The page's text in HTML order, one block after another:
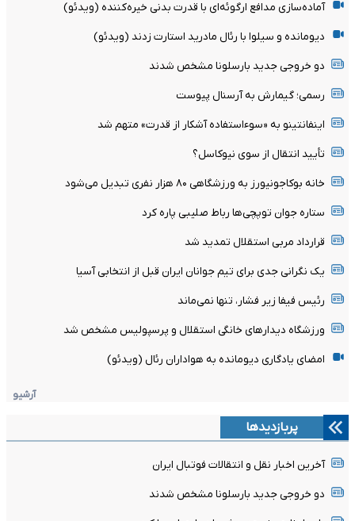
آماده‌سازی مدافع ارگوئه‌ای با قدرت بدنی خیره‌کننده (ویدئو)
دیومانده و سیلوا با رئال مادرید استارت زدند (ویدئو)
دو خروجی جدید بارسلونا مشخص شدند
رسمی؛ گیمارش به آرسنال پیوست
اینفانتینو به «سوءاستفاده آشکار از قدرت» متهم شد
تأیید انتقال از سوی نیوکاسل؟
خانه بوکاجونیورز به ورزشگاهی ۸۰ هزار نفری تبدیل می‌شود
ستاره جوان توپچی‌ها رباط صلیبی پاره کرد
قرارداد مربی استقلال تمدید شد
یک نگرانی جدی برای تیم جوانان ایران قبل از انتخابی آسیا
رئیس فیفا زیر فشار، تنها نمی‌ماند
ورزشگاه دیدارهای خانگی استقلال و پرسپولیس مشخص شد
امضای یادگاری دیومانده به هواداران رئال (ویدئو)
آرشیو
پربازدیدها
آخرین اخبار نقل و انتقالات فوتبال ایران
دو خروجی جدید بارسلونا مشخص شدند